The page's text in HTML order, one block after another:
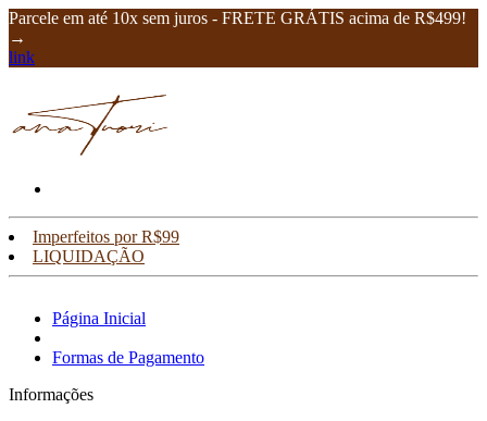
Parcele em até 10x sem juros - FRETE GRÁTIS acima de R$499!
→
link
Imperfeitos por R$99
LIQUIDAÇÃO
Página Inicial
Formas de Pagamento
Informações